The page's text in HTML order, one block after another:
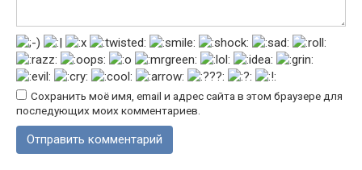
Сохранить моё имя, email и адрес сайта в этом браузере для
последующих моих комментариев.